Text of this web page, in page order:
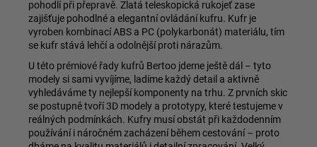
pohodlí při přepravě. Zlatá teleskopická rukojeť zase
zajišťuje pohodlné a elegantní ovládání kufru. Kufr je
vyroben kombinací ABS a PC (polykarbonát) materiálu, tím
se kufr stává lehčí a odolnější proti nárazům.
U této prémiové řady kufrů Bertoo jdeme ještě dál – tyto
modely si sami vyvíjíme, ladíme každý detail a aktivně
vyhledáváme ty nejlepší komponenty na trhu. Z prvních skic
se postupně tvoří 3D modely a prototypy, které testujeme v
reálných podmínkách. Kufry musí obstát při každodenním
používání i náročném zacházení během cestování – proto